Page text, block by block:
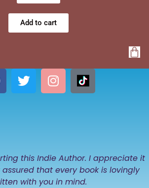
Add to cart
this Indie Author. I appreciate it
assured that every book is lovingly
with you in mind.